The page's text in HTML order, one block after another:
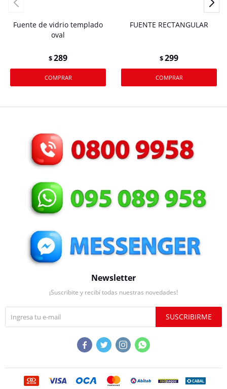
Fuente de vidrio templado
oval
$289
FUENTE RECTANGULAR
$299
Newsletter
¡Suscribite y recibí todas nuestras novedades!
SUSCRIBIRME
   